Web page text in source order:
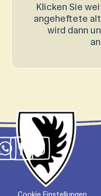
Klicken Sie
angeheftete
wird dann